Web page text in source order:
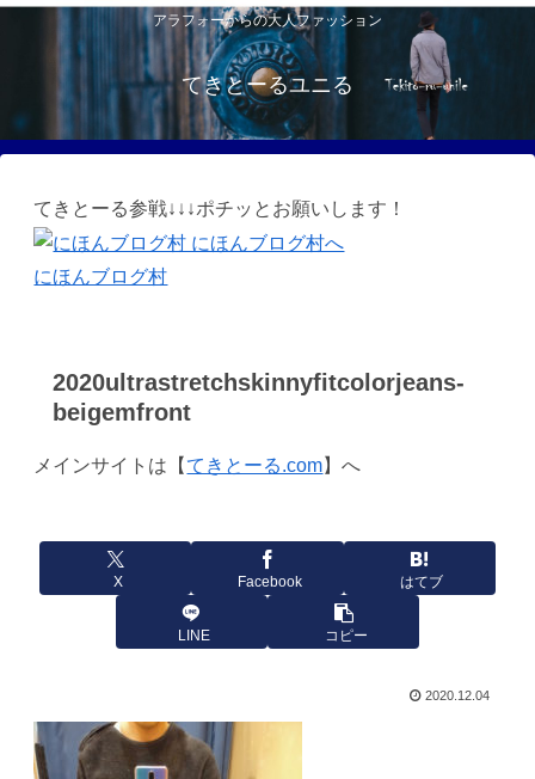
アラフォーからの大人ファッション
てきとーるユニる
てきとーる参戦↓↓↓ポチッとお願いします！
にほんブログ村
2020ultrastretchskinnyfitcolorjeans-
beigemfront
メインサイトは【てきとーる.com】へ
X Facebook はてブ
LINE コピー
2020.12.04